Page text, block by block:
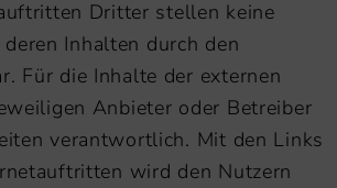
Dritter stellen keine
Inhalten durch den
Für die Inhalte der externen
Anbieter oder Betreiber
verantwortlich. Mit den Links
wird den Nutzern